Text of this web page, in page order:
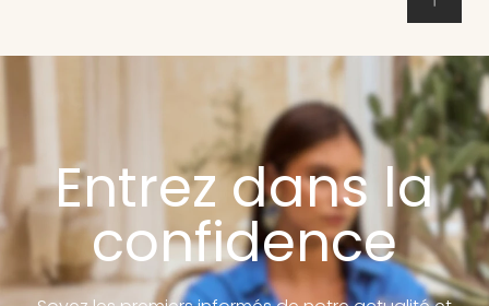
Entrez dans la
confidence